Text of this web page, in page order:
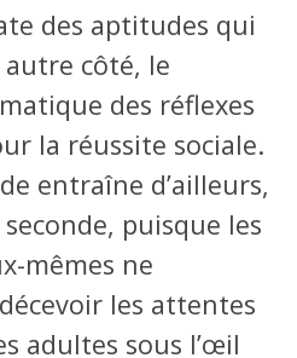
des aptitudes qui
autre côté, le
des réflexes
la réussite sociale.
entraîne d’ailleurs,
puisque les
mêmes ne
les attentes
adultes sous l’œil